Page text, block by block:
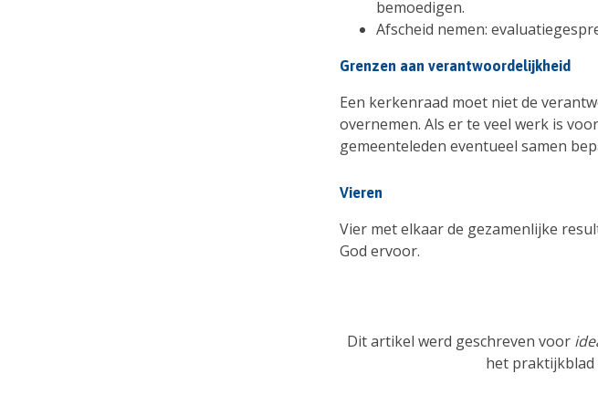
bemoedigen.
Afscheid nemen:
Grenzen aan verantwoordelijkheid
Een kerkenraad moet niet de
overnemen. Als er te veel werk is
gemeenteleden eventueel samen
Vieren
Vier met elkaar de gezamenlijke
God ervoor.
Dit artikel werd geschreven voor
het praktijkblad